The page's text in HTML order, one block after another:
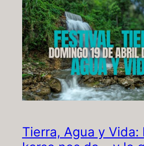
Tierra, Agua y Vida: